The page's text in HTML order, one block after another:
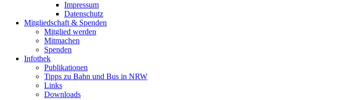
Impressum
Datenschutz
Mitgliedschaft & Spenden
Mitglied werden
Mitmachen
Spenden
Infothek
Publikationen
Tipps zu Bahn und Bus in NRW
Links
Downloads